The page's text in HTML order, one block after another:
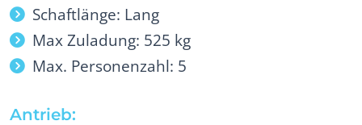
Schaftlänge: Lang
Max Zuladung: 525 kg
Max. Personenzahl: 5
Antrieb: